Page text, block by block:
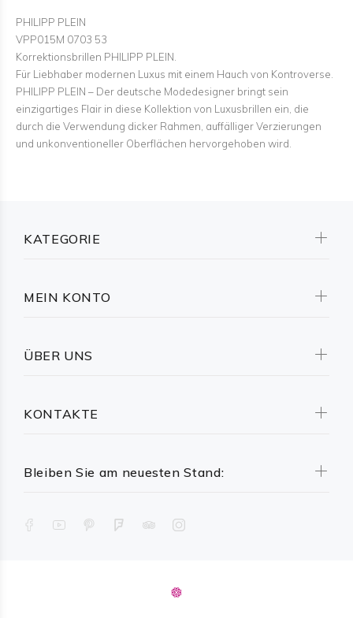
PHILIPP PLEIN
VPP015M 0703 53
Korrektionsbrillen PHILIPP PLEIN.
Für Liebhaber modernen Luxus mit einem Hauch von Kontroverse.
PHILIPP PLEIN – Der deutsche Modedesigner bringt sein
einzigartiges Flair in diese Kollektion von Luxusbrillen ein, die
durch die Verwendung dicker Rahmen, auffälliger Verzierungen
und unkonventioneller Oberflächen hervorgehoben wird.
Bleiben Sie am neuesten Stand:
KATEGORIE
MEIN KONTO
ÜBER UNS
KONTAKTE